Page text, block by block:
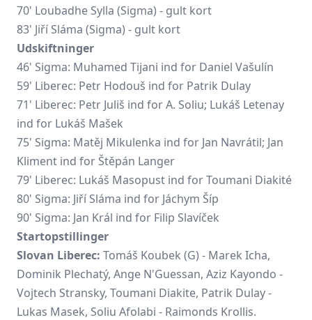
70' Loubadhe Sylla (Sigma) - gult kort
83' Jiří Sláma (Sigma) - gult kort
Udskiftninger
46' Sigma: Muhamed Tijani ind for Daniel Vašulín
59' Liberec: Petr Hodouš ind for Patrik Dulay
71' Liberec: Petr Juliš ind for A. Soliu; Lukáš Letenay
ind for Lukáš Mašek
75' Sigma: Matěj Mikulenka ind for Jan Navrátil; Jan
Kliment ind for Štěpán Langer
79' Liberec: Lukáš Masopust ind for Toumani Diakité
80' Sigma: Jiří Sláma ind for Jáchym Šíp
90' Sigma: Jan Král ind for Filip Slavíček
Startopstillinger
Slovan Liberec: Tomáš Koubek (G) - Marek Icha,
Dominik Plechatý, Ange N'Guessan, Aziz Kayondo -
Vojtech Stransky, Toumani Diakite, Patrik Dulay -
Lukas Masek, Soliu Afolabi - Raimonds Krollis.